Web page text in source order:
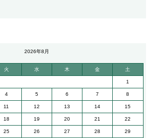
2026年8月
火 水 木 金 土
1
4 5 6 7 8
11 12 13 14 15
18 19 20 21 22
25 26 27 28 29